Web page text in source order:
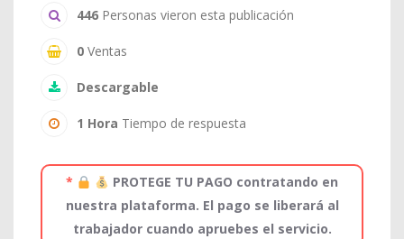
446 Personas vieron esta publicación
0 Ventas
Descargable
1 Hora Tiempo de respuesta
*
PROTEGE TU PAGO contratando en
nuestra plataforma. El pago se liberará al
trabajador cuando apruebes el servicio.